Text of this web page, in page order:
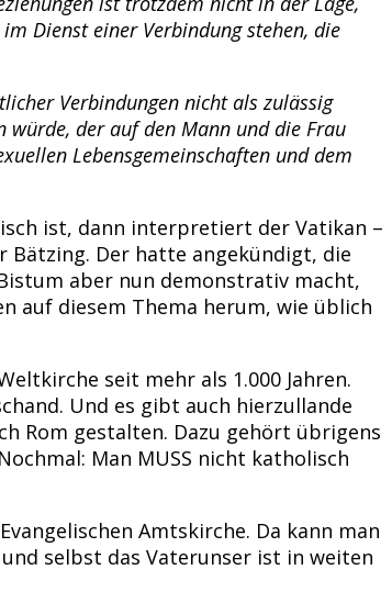
Dienst einer Verbindung stehen, die
Verbindungen nicht als zulässig
würde, der auf den Mann und die Frau
Lebensgemeinschaften und dem
ist, dann interpretiert der Vatikan –
Bätzing. Der hatte angekündigt, die
aber nun demonstrativ macht,
auf diesem Thema herum, wie üblich
seit mehr als 1.000 Jahren.
Und es gibt auch hierzullande
Rom gestalten. Dazu gehört übrigens
Man MUSS nicht katholisch
Amtskirche. Da kann man
selbst das Vaterunser ist in weiten